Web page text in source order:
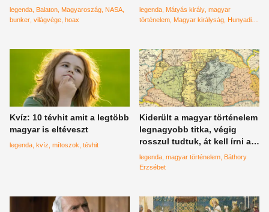
legenda Balaton Magyaroszág NASA
bunker világvége hoax
keresni az igazságot
legenda Mátyás király magyar
történelem Magyar királyság Hunyadi
Kvíz: 10 tévhit amit a legtöbb
magyar is eltéveszt
legenda kvíz mítoszok tévhit
Kiderült a magyar történelem
legnagyobb titka, végig
rosszul tudtuk, át kell írni a
törikönyveket
legenda magyar történelem Báthory
Erzsébet